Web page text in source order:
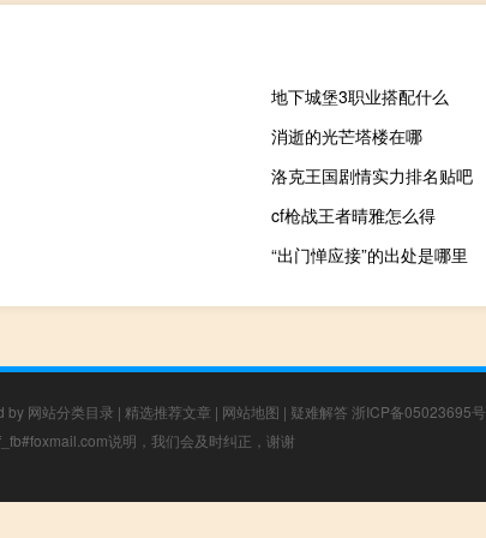
地下城堡3职业搭配什么
消逝的光芒塔楼在哪
洛克王国剧情实力排名贴吧
cf枪战王者晴雅怎么得
“出门惮应接”的出处是哪里
by 网站分类目录 | 精选推荐文章 | 网站地图 | 疑难解答 浙ICP备05023695号
说明，我们会及时纠正，谢谢